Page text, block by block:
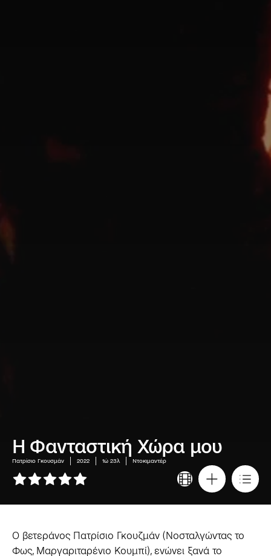
Η Φανταστική Χώρα μου
Πατρίσιο Γκουσμάν 2022 1ώ 23λ Ντοκιμαντέρ
Ο βετεράνος Πατρίσιο Γκουζμάν (Νοσταλγώντας το
Φως, Μαργαριταρένιο Κουμπί), ενώνει ξανά το